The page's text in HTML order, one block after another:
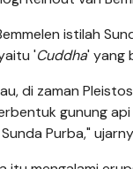
istilah
'Cuddha' yang
di zaman
gunung
Purba,"